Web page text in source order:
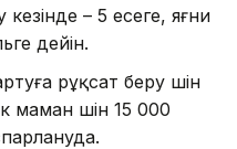
– 5 есеге, яғни
дейін.
рұқсат беру үшін
маман үшін 15 000